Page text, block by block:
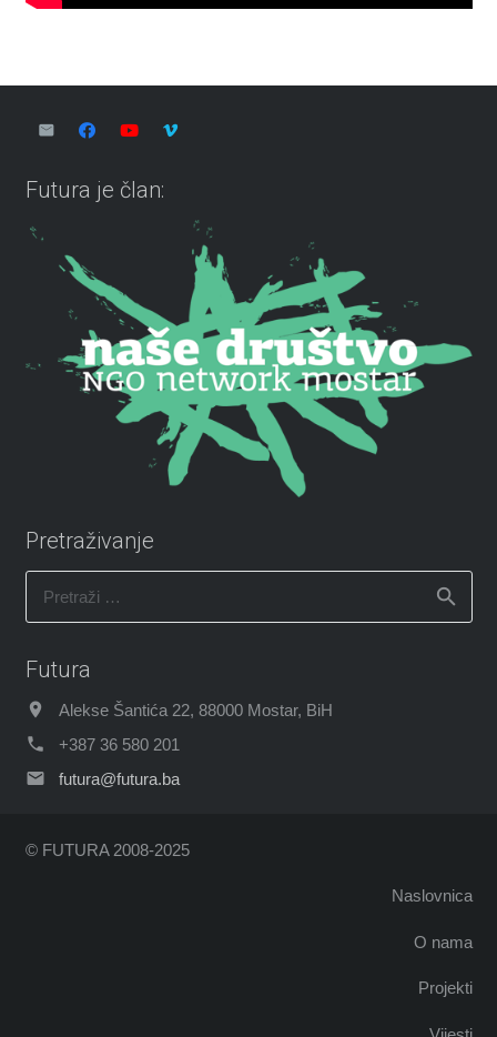
Futura je član:
Pretraživanje
Pretraži:
Futura
Alekse Šantića 22, 88000 Mostar, BiH
+387 36 580 201
futura@futura.ba
© FUTURA 2008-2025
Naslovnica
O nama
Projekti